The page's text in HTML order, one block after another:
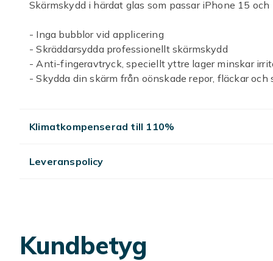
Skärmskydd i härdat glas som passar iPhone 15
- Inga bubblor vid applicering
- Skräddarsydda professionellt skärmskydd
- Anti-fingeravtryck, speciellt yttre lager minskar
- Skydda din skärm från oönskade repor, fläckar och
- Skyddet kan i flesta fall omplaceras vid eventuellt
3x Skärmskydd i härdat glas
Passar: iPhone 15 / iPhone 15 Pro
Färg: Genomskinlig (Transparent)
Klimatkompenserad till 110%
Leveranspolicy
Kundbetyg